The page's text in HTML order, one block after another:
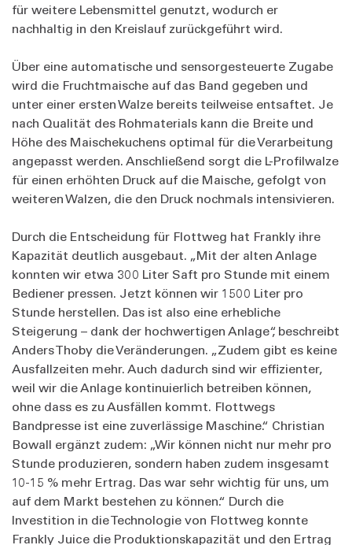
für weitere Lebensmittel genutzt, wodurch er
nachhaltig in den Kreislauf zurückgeführt wird.
Über eine automatische und sensorgesteuerte Zugabe
wird die Fruchtmaische auf das Band gegeben und
unter einer ersten Walze bereits teilweise entsaftet. Je
nach Qualität des Rohmaterials kann die Breite und
Höhe des Maischekuchens optimal für die Verarbeitung
angepasst werden. Anschließend sorgt die L-Profilwalze
für einen erhöhten Druck auf die Maische, gefolgt von
weiteren Walzen, die den Druck nochmals intensivieren.
Durch die Entscheidung für Flottweg hat Frankly ihre
Kapazität deutlich ausgebaut. „Mit der alten Anlage
konnten wir etwa 300 Liter Saft pro Stunde mit einem
Bediener pressen. Jetzt können wir 1500 Liter pro
Stunde herstellen. Das ist also eine erhebliche
Steigerung – dank der hochwertigen Anlage“, beschreibt
Anders Thoby die Veränderungen. „Zudem gibt es keine
Ausfallzeiten mehr. Auch dadurch sind wir effizienter,
weil wir die Anlage kontinuierlich betreiben können,
ohne dass es zu Ausfällen kommt. Flottwegs
Bandpresse ist eine zuverlässige Maschine.“ Christian
Bowall ergänzt zudem: „Wir können nicht nur mehr pro
Stunde produzieren, sondern haben zudem insgesamt
10-15 % mehr Ertrag. Das war sehr wichtig für uns, um
auf dem Markt bestehen zu können.“ Durch die
Investition in die Technologie von Flottweg konnte
Frankly Juice die Produktionskapazität und den Ertrag